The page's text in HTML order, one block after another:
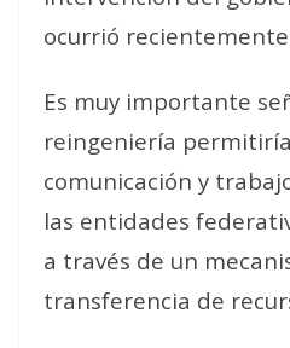
ocurrió recientemente
Es muy importante
reingeniería
comunicación y
las entidades
a través de un
transferencia de